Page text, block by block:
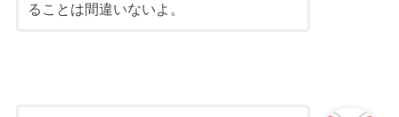
ることは間違いないよ。